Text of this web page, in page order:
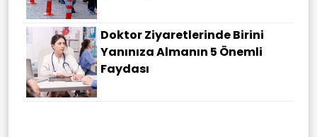
Doktor Ziyaretlerinde Birini
Yanınıza Almanın 5 Önemli
Faydası